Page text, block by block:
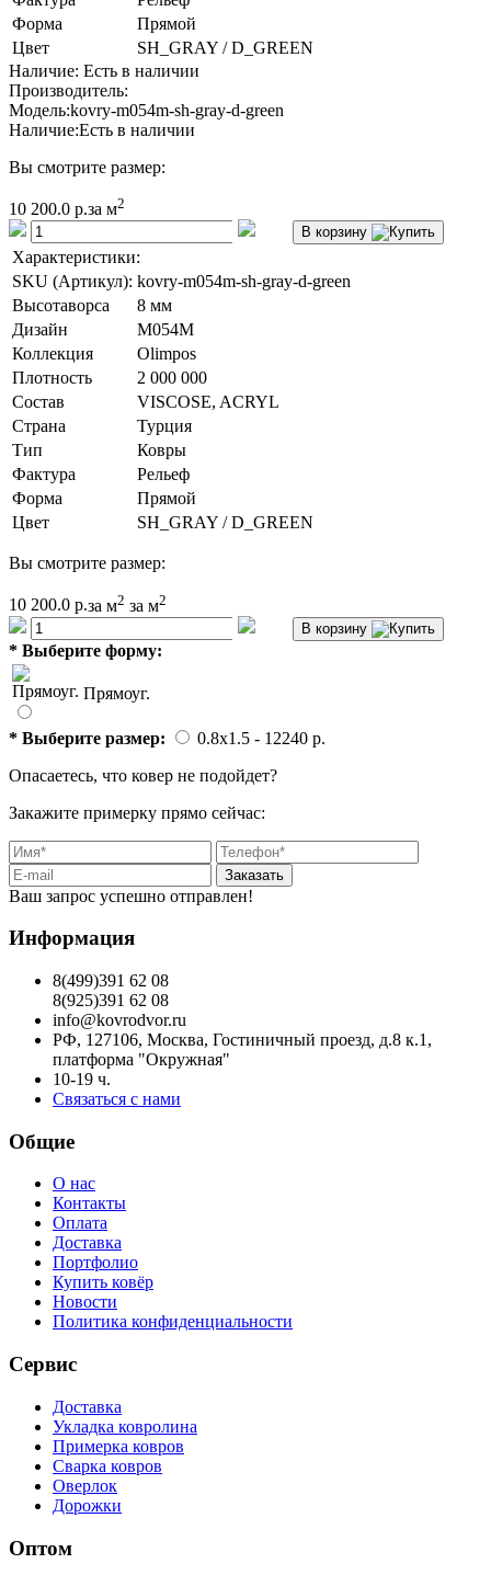
Форма
Прямой
Цвет
SH_GRAY / D_GREEN
Наличие: Есть в наличии
Производитель:
Модель:kovry-m054m-sh-gray-d-green
Наличие:Есть в наличии
Вы смотрите размер:
10 200.0 р.за м2
В корзину
Характеристики:
SKU (Артикул): kovry-m054m-sh-gray-d-green
Высотаворса
8 мм
Дизайн
M054M
Коллекция
Olimpos
Плотность
2 000 000
Состав
VISCOSE, ACRYL
Страна
Турция
Тип
Ковры
Фактура
Рельеф
Форма
Прямой
Цвет
SH_GRAY / D_GREEN
Вы смотрите размер:
10 200.0 р.за м2 за м2
В корзину
* Выберите форму:
Прямоуг.
* Выберите размер: 0.8x1.5 - 12240 p.
Опасаетесь, что ковер не подойдет?
Закажите примерку прямо сейчас:
Заказать
Ваш запрос успешно отправлен!
Информация
8(499)391 62 08
8(925)391 62 08
info@kovrodvor.ru
РФ, 127106, Москва, Гостиничный проезд, д.8 к.1,
платформа "Окружная"
10-19 ч.
Связаться с нами
Общие
О нас
Контакты
Оплата
Доставка
Портфолио
Купить ковёр
Новости
Политика конфиденциальности
Сервис
Доставка
Укладка ковролина
Примерка ковров
Сварка ковров
Оверлок
Дорожки
Оптом